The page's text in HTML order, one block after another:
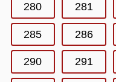
280 281
285 286
290 291